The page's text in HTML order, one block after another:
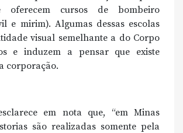
oferecem cursos de bombeiro
e mirim). Algumas dessas escolas
visual semelhante a do Corpo
e induzem a pensar que existe
corporação.
em nota que, “em Minas
são realizadas somente pela